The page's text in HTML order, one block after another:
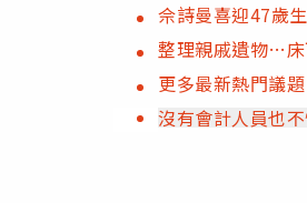
佘詩曼喜迎47歲
整理親戚遺物…
更多最新熱門議
沒有會計人員也